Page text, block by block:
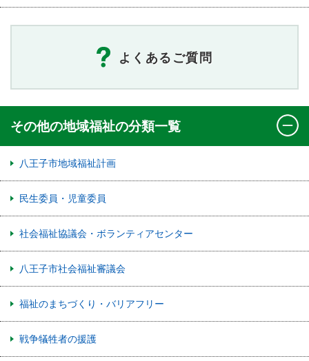
よくあるご質問
その他の地域福祉の分類一覧
八王子市地域福祉計画
民生委員・児童委員
社会福祉協議会・ボランティアセンター
八王子市社会福祉審議会
福祉のまちづくり・バリアフリー
戦争犠牲者の援護